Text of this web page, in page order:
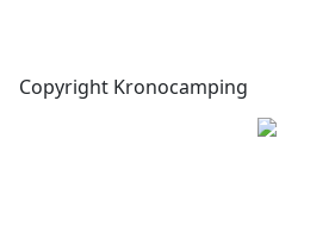
Copyright Kronocamping